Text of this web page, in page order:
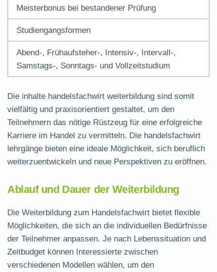
Meisterbonus bei bestandener Prüfung
Studiengangsformen
Abend-, Frühaufsteher-, Intensiv-, Intervall-,
Samstags-, Sonntags- und Vollzeitstudium
Die inhalte handelsfachwirt weiterbildung sind somit
vielfältig und praxisorientiert gestaltet, um den
Teilnehmern das nötige Rüstzeug für eine erfolgreiche
Karriere im Handel zu vermitteln. Die handelsfachwirt
lehrgänge bieten eine ideale Möglichkeit, sich beruflich
weiterzuentwickeln und neue Perspektiven zu eröffnen.
Ablauf und Dauer der Weiterbildung
Die Weiterbildung zum Handelsfachwirt bietet flexible
Möglichkeiten, die sich an die individuellen Bedürfnisse
der Teilnehmer anpassen. Je nach Lebenssituation und
Zeitbudget können Interessierte zwischen
verschiedenen Modellen wählen, um den